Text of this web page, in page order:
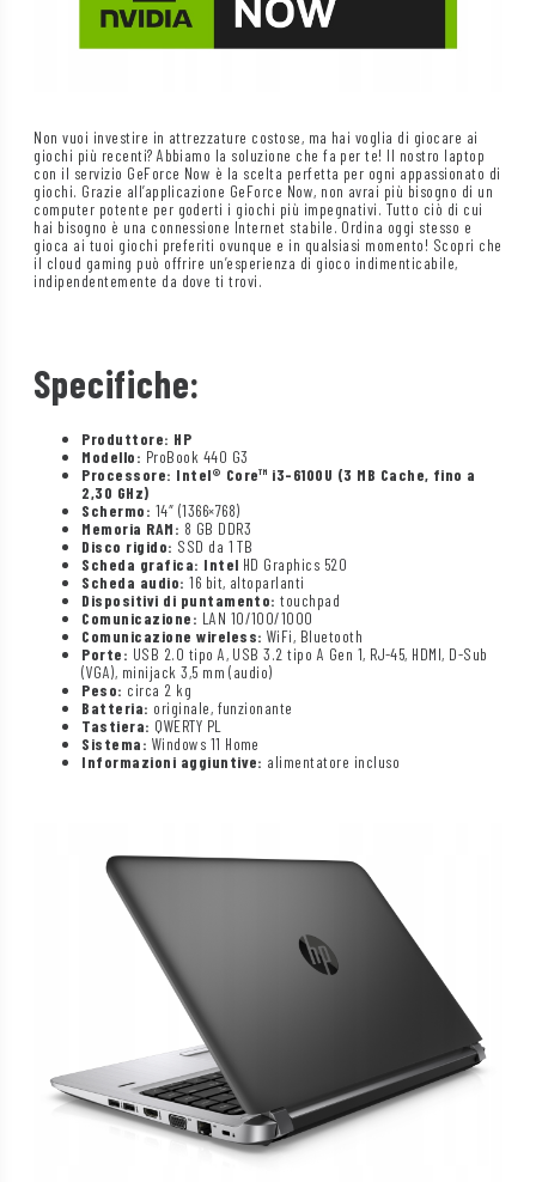
Non vuoi investire in attrezzature costose, ma hai voglia di giocare ai
giochi più recenti? Abbiamo la soluzione che fa per te! Il nostro laptop
con il servizio GeForce Now è la scelta perfetta per ogni appassionato di
giochi. Grazie all’applicazione GeForce Now, non avrai più bisogno di un
computer potente per goderti i giochi più impegnativi. Tutto ciò di cui
hai bisogno è una connessione Internet stabile. Ordina oggi stesso e
gioca ai tuoi giochi preferiti ovunque e in qualsiasi momento! Scopri che
il cloud gaming può offrire un’esperienza di gioco indimenticabile,
indipendentemente da dove ti trovi.
Specifiche:
Produttore: HP
Modello: ProBook 440 G3
Processore: Intel® Core™ i3-6100U (3 MB Cache, fino a
2,30 GHz)
Schermo: 14″ (1366×768)
Memoria RAM: 8 GB DDR3
Disco rigido: SSD da 1 TB
Scheda grafica: Intel HD Graphics 520
Scheda audio: 16 bit, altoparlanti
Dispositivi di puntamento: touchpad
Comunicazione: LAN 10/100/1000
Comunicazione wireless: WiFi, Bluetooth
Porte: USB 2.0 tipo A, USB 3.2 tipo A Gen 1, RJ-45, HDMI, D-Sub
(VGA), minijack 3,5 mm (audio)
Peso: circa 2 kg
Batteria: originale, funzionante
Tastiera: QWERTY PL
Sistema: Windows 11 Home
Informazioni aggiuntive: alimentatore incluso